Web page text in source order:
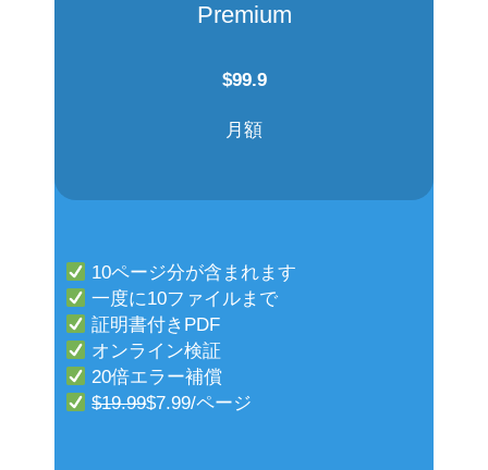
Premium
$99.9
月額
10ページ分が含まれます
一度に10ファイルまで
証明書付きPDF
オンライン検証
20倍エラー補償
$19.99$7.99/ページ